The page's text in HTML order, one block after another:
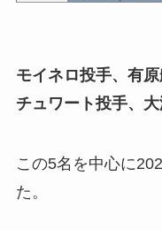
モイネロ投手、有
チュワート投手、
この5名を中心に
た。